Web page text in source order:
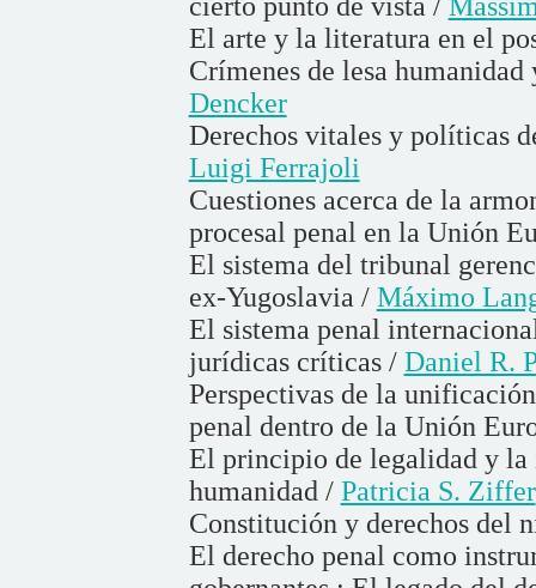
El arte y la literatura en el
Crímenes de lesa
Dencker
Derechos vitales y políticas
Luigi Ferrajoli
Cuestiones acerca de la
procesal penal en la Unión
El sistema del tribunal
ex-Yugoslavia / Máximo
El sistema penal
jurídicas críticas / Daniel R.
Perspectivas de la
penal dentro de la Unión
El principio de legalidad y
humanidad / Patricia S. Ziffer
Constitución y derechos del
El derecho penal como